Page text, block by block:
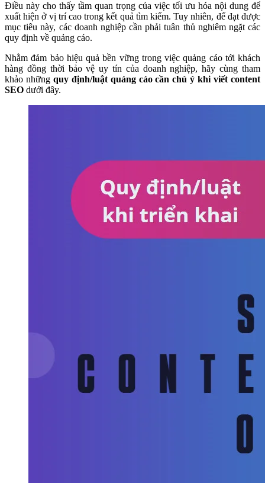
Điều này cho thấy tầm quan trọng của việc tối ưu hóa nội dung để
xuất hiện ở vị trí cao trong kết quả tìm kiếm. Tuy nhiên, để đạt được
mục tiêu này, các doanh nghiệp cần phải tuân thủ nghiêm ngặt các
quy định về quảng cáo.
Nhằm đảm bảo hiệu quả bền vững trong việc quảng cáo tới khách
hàng đồng thời bảo vệ uy tín của doanh nghiệp, hãy cùng tham
khảo những quy định/luật quảng cáo cần chú ý khi viết content
SEO dưới đây.